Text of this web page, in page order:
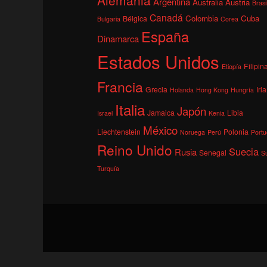
Brasil
Bulgaria Bélgica Canadá Colombia Corea Cuba
Dinamarca España
Estados Unidos Etiopía
Francia Grecia Holanda Hong Kong Hungría
Israel Italia Jamaica Japón Kenia Libia
Liechtenstein México Noruega Perú Polonia
Reino Unido Rusia Senegal Suecia
Turquía